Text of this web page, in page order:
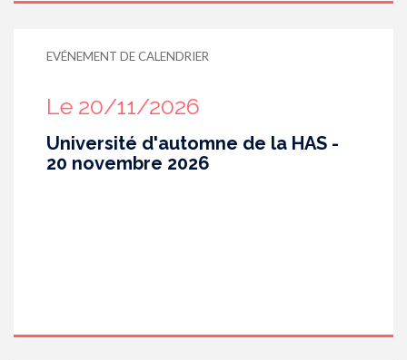
EVÉNEMENT DE CALENDRIER
Le 20/11/2026
Université d'automne de la HAS -
20 novembre 2026